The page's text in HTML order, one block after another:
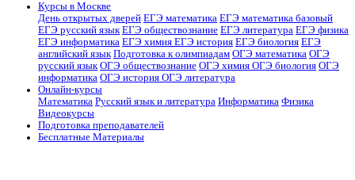
Курсы в Москве
День открытых дверей ЕГЭ математика ЕГЭ математика базовый
ЕГЭ русский язык ЕГЭ обществознание ЕГЭ литература ЕГЭ физика
ЕГЭ информатика ЕГЭ химия ЕГЭ история ЕГЭ биология ЕГЭ
английский язык Подготовка к олимпиадам ОГЭ математика ОГЭ
русский язык ОГЭ обществознание ОГЭ химия ОГЭ биология ОГЭ
информатика ОГЭ история ОГЭ литература
Онлайн-курсы
Математика Русский язык и литература Информатика Физика
Видеокурсы
Подготовка преподавателей
Бесплатные Материалы